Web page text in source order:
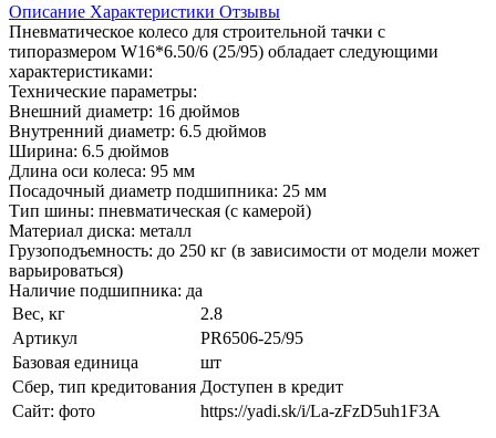
Описание Характеристики Отзывы
Пневматическое колесо для строительной тачки с
типоразмером W16*6.50/6 (25/95) обладает следующими
характеристиками:
Технические параметры:
Внешний диаметр: 16 дюймов
Внутренний диаметр: 6.5 дюймов
Ширина: 6.5 дюймов
Длина оси колеса: 95 мм
Посадочный диаметр подшипника: 25 мм
Тип шины: пневматическая (с камерой)
Материал диска: металл
Грузоподъемность: до 250 кг (в зависимости от модели может
варьироваться)
Наличие подшипника: да
Вес, кг
2.8
Артикул
PR6506-25/95
Базовая единица
шт
Сбер, тип кредитования Доступен в кредит
Сайт: фото
https://yadi.sk/i/La-zFzD5uh1F3A